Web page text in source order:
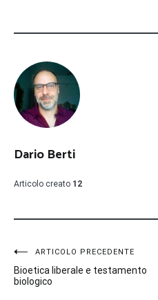
Dario Berti
Articolo creato 12
Navigazione
articoli
ARTICOLO PRECEDENTE
Bioetica liberale e testamento
biologico